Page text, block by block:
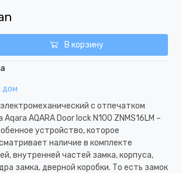
В корзину
дом
с отпечатком
Aqara AQARA Door lock N100 ZNMS16LM –
устройство, которое
наличие в комплекте
внутренней частей замка, корпуса,
замка, дверной коробки. То есть замок